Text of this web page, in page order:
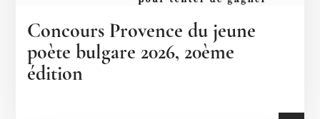
Concours Provence du jeune
poète bulgare 2026, 20ème
édition